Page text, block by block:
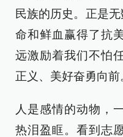
民族的历史。正是
命和鲜血赢得了抗
远激励着我们不怕
正义、美好奋勇向前
人是感情的动物，
热泪盈眶。看到志